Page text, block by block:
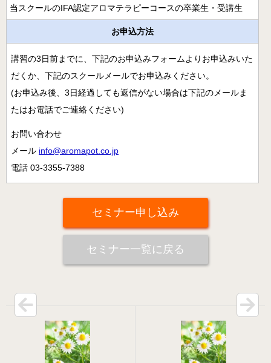
当スクールのIFA認定アロマテラピーコースの卒業生・受講生
お申込方法
講習の3日前までに、下記のお申込みフォームよりお申込みいた
だくか、下記のスクールメールでお申込みください。
(お申込み後、3日経過しても返信がない場合は下記のメールま
たはお電話でご連絡ください)
お問い合わせ
メール info@aromapot.co.jp
電話 03-3355-7388
セミナー申し込み
セミナー一覧に戻る